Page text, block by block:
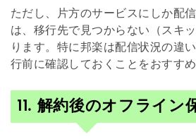
ただし、片方のサービスにしか配
は、移行先で見つからない（スキ
ります。特に邦楽は配信状況の違
行前に確認しておくことをおすすめ
11. 解約後のオフライン